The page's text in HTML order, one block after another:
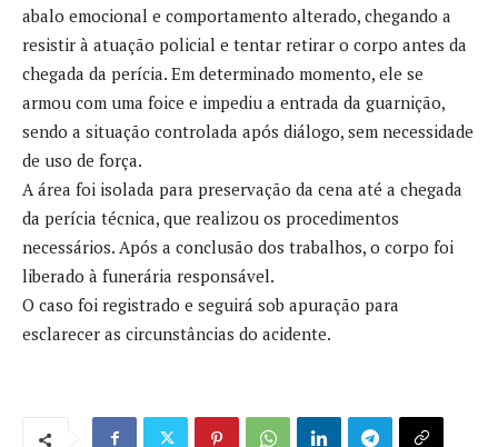
abalo emocional e comportamento alterado, chegando a
resistir à atuação policial e tentar retirar o corpo antes da
chegada da perícia. Em determinado momento, ele se
armou com uma foice e impediu a entrada da guarnição,
sendo a situação controlada após diálogo, sem necessidade
de uso de força.
A área foi isolada para preservação da cena até a chegada
da perícia técnica, que realizou os procedimentos
necessários. Após a conclusão dos trabalhos, o corpo foi
liberado à funerária responsável.
O caso foi registrado e seguirá sob apuração para
esclarecer as circunstâncias do acidente.